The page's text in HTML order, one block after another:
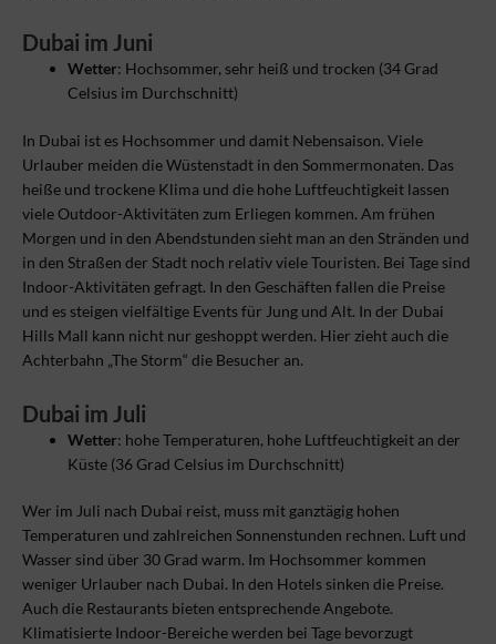
Dubai im Juni
Wetter: Hochsommer, sehr heiß und trocken (34 Grad
Celsius im Durchschnitt)
In Dubai ist es Hochsommer und damit Nebensaison. Viele
Urlauber meiden die Wüstenstadt in den Sommermonaten. Das
heiße und trockene Klima und die hohe Luftfeuchtigkeit lassen
viele Outdoor-Aktivitäten zum Erliegen kommen. Am frühen
Morgen und in den Abendstunden sieht man an den Stränden und
in den Straßen der Stadt noch relativ viele Touristen. Bei Tage sind
Indoor-Aktivitäten gefragt. In den Geschäften fallen die Preise
und es steigen vielfältige Events für Jung und Alt. In der Dubai
Hills Mall kann nicht nur geshoppt werden. Hier zieht auch die
Achterbahn „The Storm“ die Besucher an.
Dubai im Juli
Wetter: hohe Temperaturen, hohe Luftfeuchtigkeit an der
Küste (36 Grad Celsius im Durchschnitt)
Wer im Juli nach Dubai reist, muss mit ganztägig hohen
Temperaturen und zahlreichen Sonnenstunden rechnen. Luft und
Wasser sind über 30 Grad warm. Im Hochsommer kommen
weniger Urlauber nach Dubai. In den Hotels sinken die Preise.
Auch die Restaurants bieten entsprechende Angebote.
Klimatisierte Indoor-Bereiche werden bei Tage bevorzugt